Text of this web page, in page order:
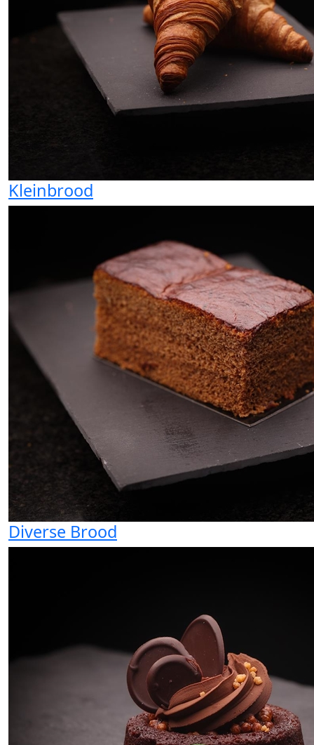
Kleinbrood
Diverse Brood